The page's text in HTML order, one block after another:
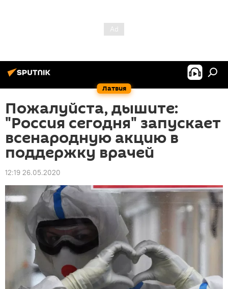
Латвия
Пожалуйста, дышите:
"Россия сегодня" запускает
всенародную акцию в
поддержку врачей
12:19 26.05.2020